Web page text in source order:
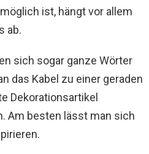
ist, hängt vor allem
ab.
sich sogar ganze Wörter
das Kabel zu einer geraden
Dekorationsartikel
Am besten lässt man sich